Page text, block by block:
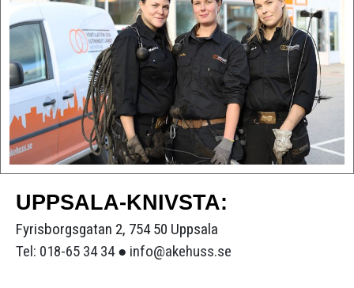
UPPSALA-KNIVSTA:
Fyrisborgsgatan 2, 754 50 Uppsala
Tel: 018-65 34 34● info@akehuss.se